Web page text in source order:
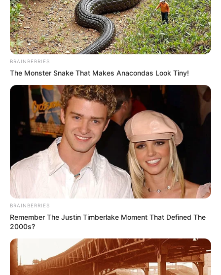
News
ΤΑ ΠΙΟ ΔΗΜΟΦΙΛΗ
BRAINBERRIES
The Monster Snake That Makes Anacondas Look Tiny!
BRAINBERRIES
Remember The Justin Timberlake Moment That Defined The
2000s?